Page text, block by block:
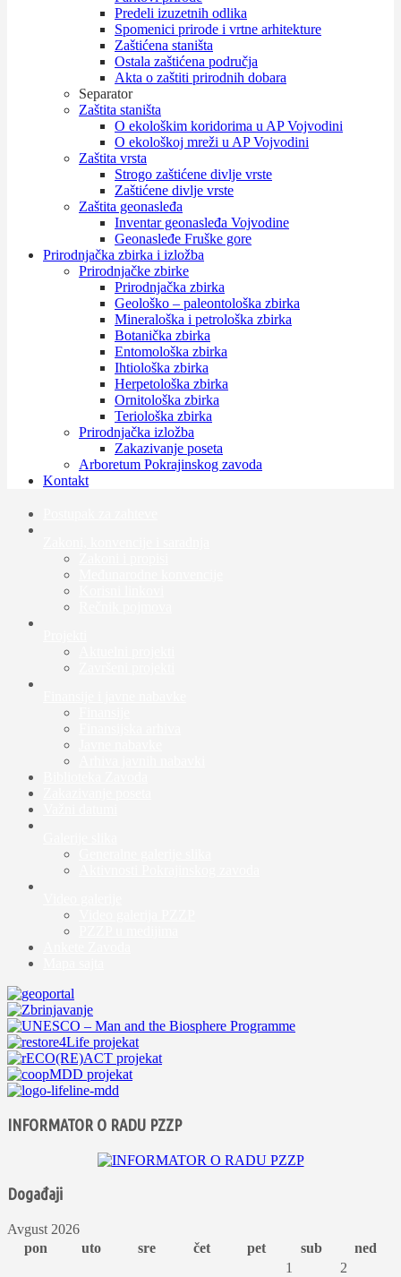
Predeli izuzetnih odlika
Spomenici prirode i vrtne arhitekture
Zaštićena staništa
Ostala zaštićena područja
Akta o zaštiti prirodnih dobara
Separator
Zaštita staništa
O ekološkim koridorima u AP Vojvodini
O ekološkoj mreži u AP Vojvodini
Zaštita vrsta
Strogo zaštićene divlje vrste
Zaštićene divlje vrste
Zaštita geonasleđa
Inventar geonasleđa Vojvodine
Geonasleđe Fruške gore
Prirodnjačka zbirka i izložba
Prirodnjačke zbirke
Prirodnjačka zbirka
Geološko – paleontološka zbirka
Mineraloška i petrološka zbirka
Botanička zbirka
Entomološka zbirka
Ihtiološka zbirka
Herpetološka zbirka
Ornitološka zbirka
Teriološka zbirka
Prirodnjačka izložba
Zakazivanje poseta
Arboretum Pokrajinskog zavoda
Kontakt
INFORMATOR O RADU PZZP
Događaji
Avgust 2026
pon
uto sre čet pet sub
ned
1
2